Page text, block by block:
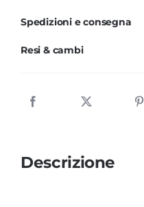
galleggiante
per
quantità
Spedizioni e consegna
Resi & cambi
Descrizione